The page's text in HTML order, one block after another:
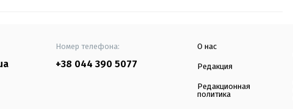
Номер телефона:
+38 044 390 5077
О нас
Редакция
Редакционная
политика